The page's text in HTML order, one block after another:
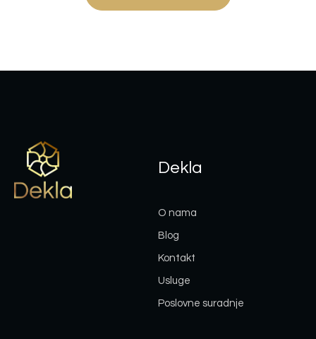
Dekla
O nama
Blog
Kontakt
Usluge
Poslovne suradnje